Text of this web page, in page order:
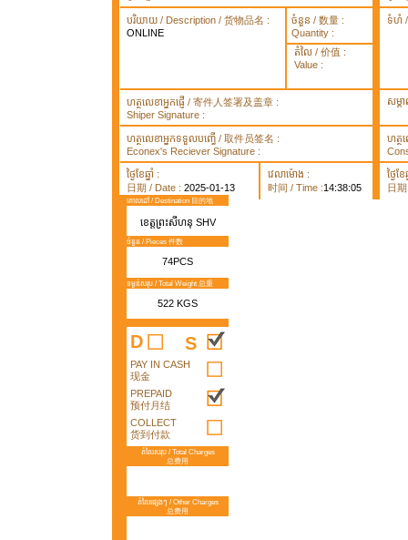
បរិយាយ / Description / 货物品名 :
ONLINE
ចំនួន / 数量 :
Quantity :
តំលៃ / 价值 :
Value :
ទំហំ /
ហត្ថលេខាអ្នកផ្ញើ / 寄件人签署及盖章 :
Shiper Signature :
សម្គ
ហត្ថលេខាអ្នកទទួលបញ្ធើ / 取件员签名 :
Econex's Reciever Signature :
ហត្ថ
ថ្ងៃខែឆ្នាំ :
日期 / Date : 2025-01-13
វេលាម៉ោង :
时间 / Time :14:38:05
ថ្ងៃខែ
日
គោលដៅ / Destination 目的地
ខេត្តព្រះសីហនុ SHV
ចំនួន / Pieces 件数
74PCS
ទម្ងន់សរុប / Total Weight 总重
522 KGS
D S
PAY IN CASH
现金
PREPAID
预付月结
COLLECT
货到付款
តំលៃសរុប / Total Charges
总费用
តំលៃផ្សេងៗ / Other Charges
总费用